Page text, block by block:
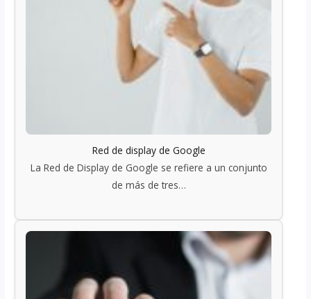
Red de display de Google
La Red de Display de Google se refiere a un conjunto
de más de tres…